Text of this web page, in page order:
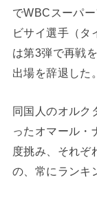
でWBCスーパ
ビサイ選手（タ
は第3弾で再戦
出場を辞退した。
同国人のオルク
ったオマール・
度挑み、それぞ
の、常にランキ